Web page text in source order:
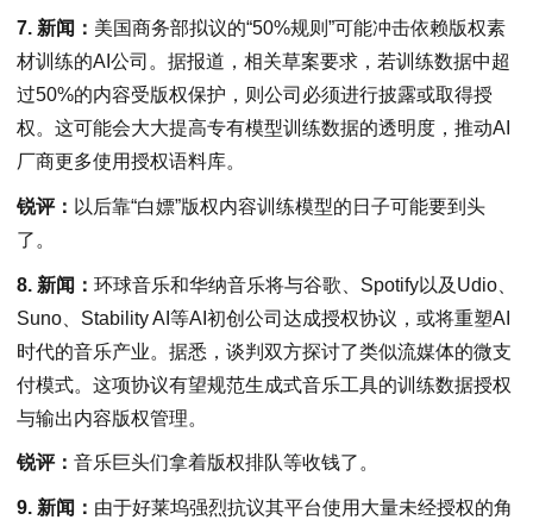
7. 新闻： 美国商务部拟议的“50%规则”可能冲击依赖版权素
材训练的AI公司。据报道，相关草案要求，若训练数据中超
过50%的内容受版权保护，则公司必须进行披露或取得授
权。这可能会大大提高专有模型训练数据的透明度，推动AI
厂商更多使用授权语料库。
锐评： 以后靠“白嫖”版权内容训练模型的日子可能要到头
了。
8. 新闻： 环球音乐和华纳音乐将与谷歌、Spotify以及Udio、
Suno、Stability AI等AI初创公司达成授权协议，或将重塑AI
时代的音乐产业。据悉，谈判双方探讨了类似流媒体的微支
付模式。这项协议有望规范生成式音乐工具的训练数据授权
与输出内容版权管理。
锐评： 音乐巨头们拿着版权排队等收钱了。
9. 新闻： 由于好莱坞强烈抗议其平台使用大量未经授权的角